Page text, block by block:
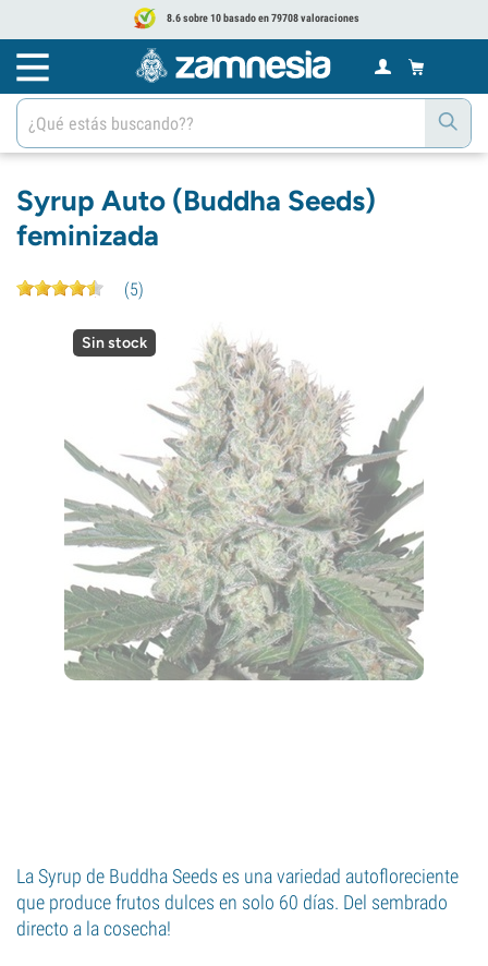
8.6 sobre 10 basado en 79708 valoraciones
Syrup Auto (Buddha Seeds)
feminizada
(5)
Sin stock
La Syrup de Buddha Seeds es una variedad autofloreciente
que produce frutos dulces en solo 60 días. Del sembrado
directo a la cosecha!